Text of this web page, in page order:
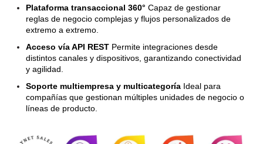
Plataforma transaccional 360° Capaz de gestionar
reglas de negocio complejas y flujos personalizados de
extremo a extremo.
Acceso vía API RESTPermite integraciones desde
distintos canales y dispositivos, garantizando conectividad
y agilidad.
Soporte multiempresa y multicategoríaIdeal para
compañías que gestionan múltiples unidades de negocio o
líneas de producto.